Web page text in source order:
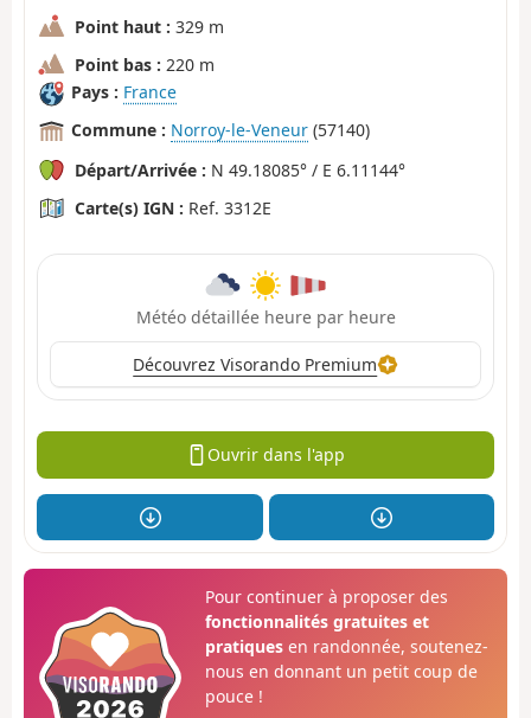
Point haut : 329 m
Point bas : 220 m
Pays : France
Commune : Norroy-le-Veneur (57140)
Départ/Arrivée : N 49.18085° / E 6.11144°
Carte(s) IGN : Ref. 3312E
Météo détaillée heure par heure
Découvrez Visorando Premium
Ouvrir dans l'app
Pour continuer à proposer des
fonctionnalités gratuites et
pratiquesen randonnée, soutenez-
nous en donnant un petit coup de
pouce !